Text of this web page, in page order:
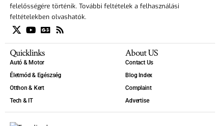
felelősségére történik. További feltételek a felhasználási
feltételekben olvashatók.
Quicklinks
Autó & Motor
Életmód & Egészség
Otthon & Kert
Tech & IT
About US
Contact Us
Blog Index
Complaint
Advertise